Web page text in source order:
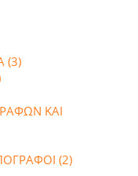
(3)
ΚΑΙ
(2)